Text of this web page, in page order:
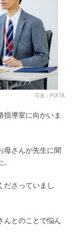
写真：PIXTA
指導室に向かいま
母さんが先生に聞
ださっていまし
んとのことで悩ん